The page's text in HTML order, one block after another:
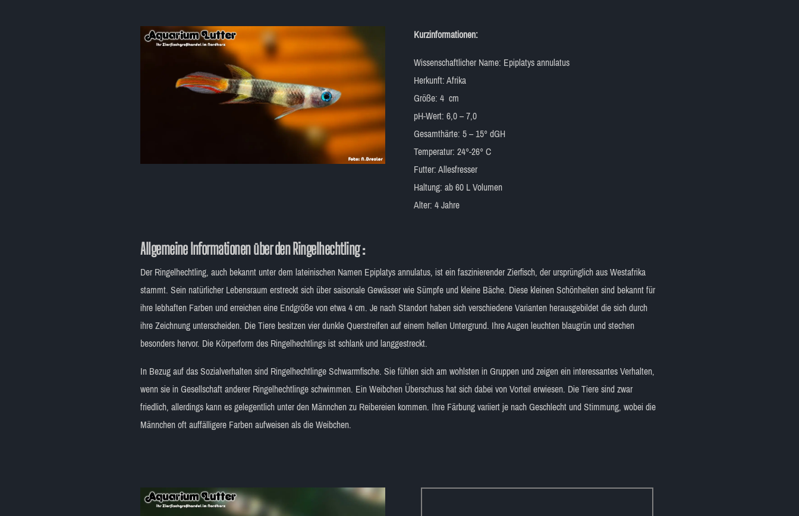
Kurzinformationen:
Wissenschaftlicher Name: Epiplatys annulatus
Herkunft: Afrika
Größe: 4 cm
pH-Wert: 6,0 – 7,0
Gesamthärte: 5 – 15° dGH
Temperatur: 24°-26° C
Futter: Allesfresser
Haltung: ab 60 L Volumen
Alter: 4 Jahre
Allgemeine Informationen über den Ringelhechtling :
Der Ringelhechtling, auch bekannt unter dem lateinischen Namen Epiplatys annulatus, ist ein faszinierender Zierfisch, der ursprünglich aus Westafrika
stammt. Sein natürlicher Lebensraum erstreckt sich über saisonale Gewässer wie Sümpfe und kleine Bäche. Diese kleinen Schönheiten sind bekannt für
ihre lebhaften Farben und erreichen eine Endgröße von etwa 4 cm. Je nach Standort haben sich verschiedene Varianten herausgebildet die sich durch
ihre Zeichnung unterscheiden. Die Tiere besitzen vier dunkle Querstreifen auf einem hellen Untergrund. Ihre Augen leuchten blaugrün und stechen
besonders hervor. Die Körperform des Ringelhechtlings ist schlank und langgestreckt.
In Bezug auf das Sozialverhalten sind Ringelhechtlinge Schwarmfische. Sie fühlen sich am wohlsten in Gruppen und zeigen ein interessantes Verhalten,
wenn sie in Gesellschaft anderer Ringelhechtlinge schwimmen. Ein Weibchen Überschuss hat sich dabei von Vorteil erwiesen. Die Tiere sind zwar
friedlich, allerdings kann es gelegentlich unter den Männchen zu Reibereien kommen. Ihre Färbung variiert je nach Geschlecht und Stimmung, wobei die
Männchen oft auffälligere Farben aufweisen als die Weibchen.